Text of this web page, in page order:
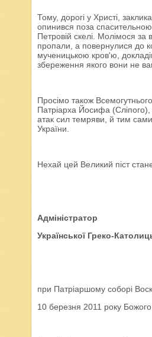
Тому, дорогі у Христі,
опинився поза
Петровій скелі. Молімося
пропали, а повернулися до
мученицькою кров'ю,
збереження якого вони не
Просімо також
Патріарха Йосифа (Сліпого),
атак сил темряви, й тим
України.
Нехай цей Великий піст
Адміністратор
Української Греко-
при Патріаршому соборі
10 березня 2011 року Божого